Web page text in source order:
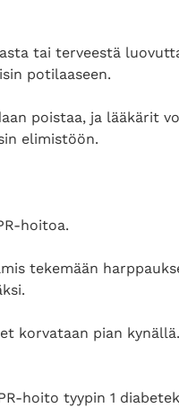
tai terveestä
potilaaseen.
poistaa, ja lääkärit
elimistöön.
hoitoa.
tekemään
korvataan pian kynällä.
hoito tyypin 1